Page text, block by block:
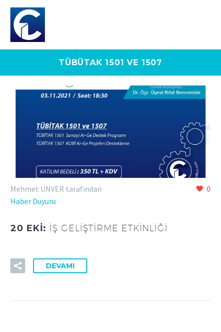
TÜBÜTAK 1501 VE 1507
0
Mehmet ÜNVER tarafından
Haber Duyuru
20 EKI: İŞ GELIŞTIRME ETKINLIĞI
DEVAMI